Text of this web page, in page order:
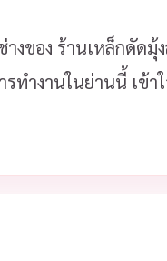
างของ ร้านเหล็กดัด
รทำงานในย่านนี้ เข้